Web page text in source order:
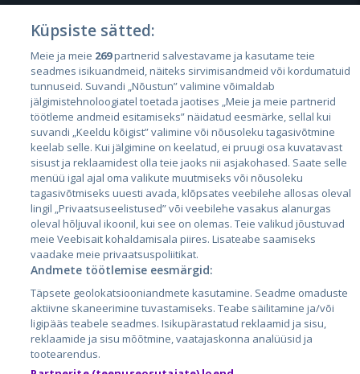
Страны
Эстония
Латвия
Литва
City24.lv
City24.ee
GetaPro.lv
GetaPro.ee
CVbankas.lt
Kainos.lt
Paslaugos.lt
auto24.ee
Küpsiste sätted:
Meie ja meie 269partnerid salvestavame ja kasutame teie
seadmes isikuandmeid, näiteks sirvimisandmeid või kordumatuid
tunnuseid. Suvandi „Nõustun” valimine võimaldab
jälgimistehnoloogiatel toetada jaotises „Meie ja meie partnerid
töötleme andmeid esitamiseks” näidatud eesmärke, sellal kui
suvandi „Keeldu kõigist” valimine või nõusoleku tagasivõtmine
keelab selle. Kui jälgimine on keelatud, ei pruugi osa kuvatavast
sisust ja reklaamidest olla teie jaoks nii asjakohased. Saate selle
menüü igal ajal oma valikute muutmiseks või nõusoleku
tagasivõtmiseks uuesti avada, klõpsates veebilehe allosas oleval
lingil „Privaatsuseelistused” või veebilehe vasakus alanurgas
oleval hõljuval ikoonil, kui see on olemas. Teie valikud jõustuvad
meie Veebisait kohaldamisala piires. Lisateabe saamiseks
vaadake meie privaatsuspoliitikat.
Andmete töötlemise eesmärgid:
Täpsete geolokatsiooniandmete kasutamine. Seadme omaduste
aktiivne skaneerimine tuvastamiseks. Teabe säilitamine ja/või
ligipääs teabele seadmes. Isikupärastatud reklaamid ja sisu,
reklaamide ja sisu mõõtmine, vaatajaskonna analüüsid ja
tootearendus.